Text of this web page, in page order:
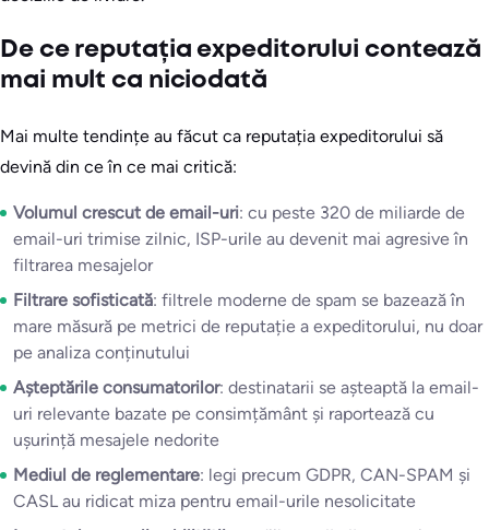
De ce reputația expeditorului contează
mai mult ca niciodată
Mai multe tendințe au făcut ca reputația expeditorului să
devină din ce în ce mai critică:
Volumul crescut de email-uri: cu peste 320 de miliarde de
email-uri trimise zilnic, ISP-urile au devenit mai agresive în
filtrarea mesajelor
Filtrare sofisticată: filtrele moderne de spam se bazează în
mare măsură pe metrici de reputație a expeditorului, nu doar
pe analiza conținutului
Așteptările consumatorilor: destinatarii se așteaptă la email-
uri relevante bazate pe consimțământ și raportează cu
ușurință mesajele nedorite
Mediul de reglementare: legi precum GDPR, CAN-SPAM și
CASL au ridicat miza pentru email-urile nesolicitate